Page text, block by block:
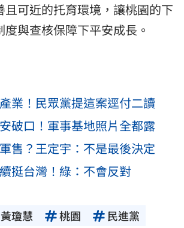
且可近的托育環境，讓桃園的下
與查核保障下平安成長。
業！民眾黨提這案逕付二讀
破口！軍事基地照片全都露
售？王定宇：不是最後決定
挺台灣！綠：不會反對
黃瓊慧 桃園
民進黨